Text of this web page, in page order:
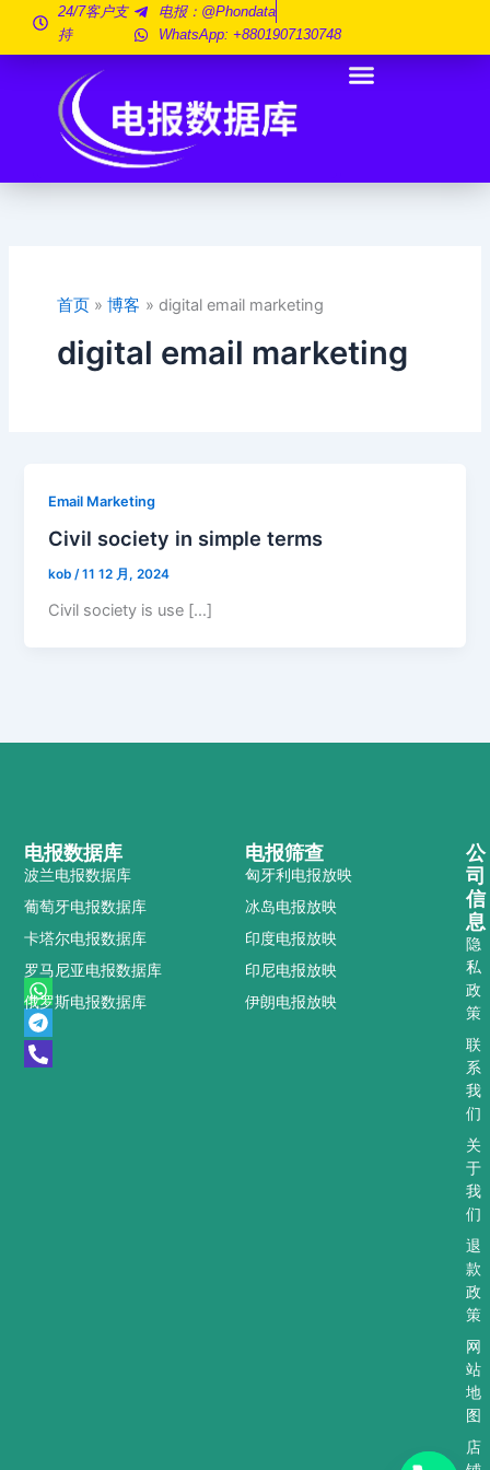
24/7客户支
持
电报：@phondata
WhatsApp: +8801907130748
首页 博客 digital email marketing
digital email marketing
Email Marketing
Civil society in simple terms
kob/11 12 月, 2024
Civil society is use […]
W
h
a
t
s
T
e
l
e
g
P
h
o
n
e
电报筛查
匈牙利电报放映
冰岛电报放映
印度电报放映
印尼电报放映
伊朗电报放映
电报数据库
波兰电报数据库
葡萄牙电报数据库
卡塔尔电报数据库
罗马尼亚电报数据库
俄罗斯电报数据库
公
司
信
息
隐
私
政
策
联
系
我
们
关
于
我
们
退
款
政
策
网
站
地
图
店